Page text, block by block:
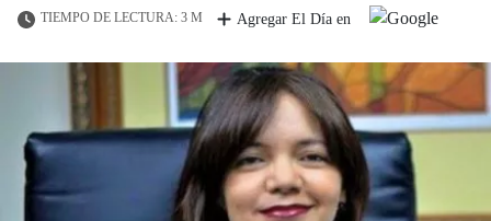
TIEMPO DE LECTURA: 3 M Agregar El Día en